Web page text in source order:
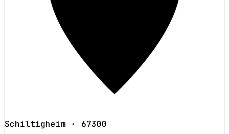
Schiltigheim · 67300